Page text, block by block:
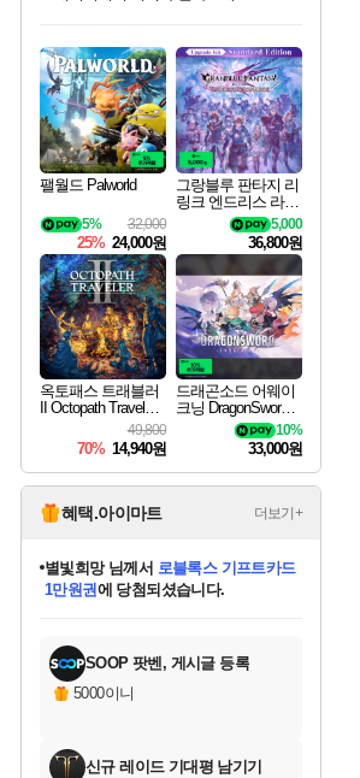
최대 90% 할인가를 만나보세요!
네이버혜택과 함께 만나보세요!
50%할인&추가 적립까지!
네이버 포인트 혜택까지!
이니&베니 혜택까지!
네이버 혜택가와 함께 예약하세요!
할인&네이버혜택으로 만나보세요!
40주년 프로모션으로 만나보세요!
할인가에 만나보세요!
일부 에디션 상시 할인!
혜택으로 예약 판매 중
편안하게 충전하세요
팰월드 Palworld
32,000
5%
25% 24,000원
그랑블루 판타지 리
링크 엔드리스 라그
나로크 업그레이드
킷 Granblue Fantasy
Relink Endless Ragn
arok Upgrade Kit DL
C
5,000
36,800원
옥토패스 트래블러
II Octopath Traveler I
49,800
70% 14,940원
드래곤소드 어웨이
크닝 DragonSword A
10%
33,000원
혜택.아이마트 더보기+
교환.
당첨되셨습니다.
당첨되셨습니다.
당첨되셨습니다.
별빛희망님께서 로블록스 기프트카드
1만원권에 당첨되셨습니다.
당첨되셨습니다.
당첨되셨습니다.
당첨되셨습니다.
당첨되셨습니다.
에디션 (스팀코드) 를 교환.
당첨되셨습니다.
SOOP 팟벤, 게시글 등록
5000이니
신규 레이드 기대평 남기기